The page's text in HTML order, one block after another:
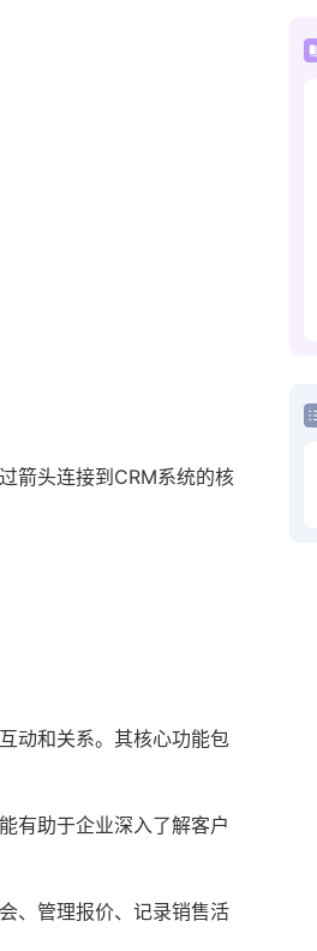
箭头连接到CRM系统的核
动和关系。其核心功能包
有助于企业深入了解客户
、管理报价、记录销售活